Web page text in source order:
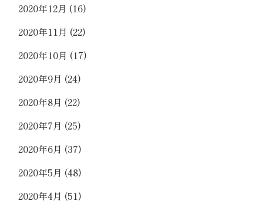
2020年12月 (16)
2020年11月 (22)
2020年10月 (17)
2020年9月 (24)
2020年8月 (22)
2020年7月 (25)
2020年6月 (37)
2020年5月 (48)
2020年4月 (51)